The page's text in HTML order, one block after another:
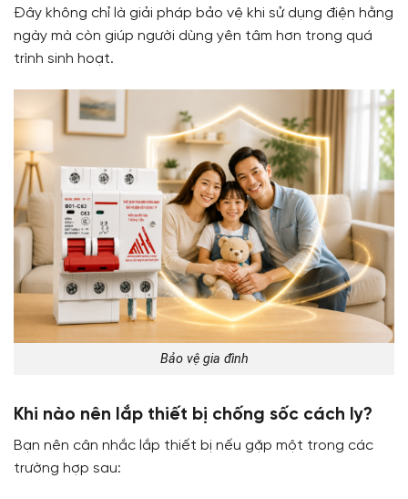
Đây không chỉ là giải pháp bảo vệ khi sử dụng điện hằng
ngày mà còn giúp người dùng yên tâm hơn trong quá
trình sinh hoạt.
Bảo vệ gia đình
Khi nào nên lắp thiết bị chống sốc cách ly?
Bạn nên cân nhắc lắp thiết bị nếu gặp một trong các
trường hợp sau: